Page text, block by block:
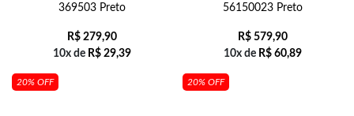
369503 Preto
R$279,90
10x de R$29,39
56150023 Preto
R$579,90
10x de R$60,89
20% OFF 20% OFF